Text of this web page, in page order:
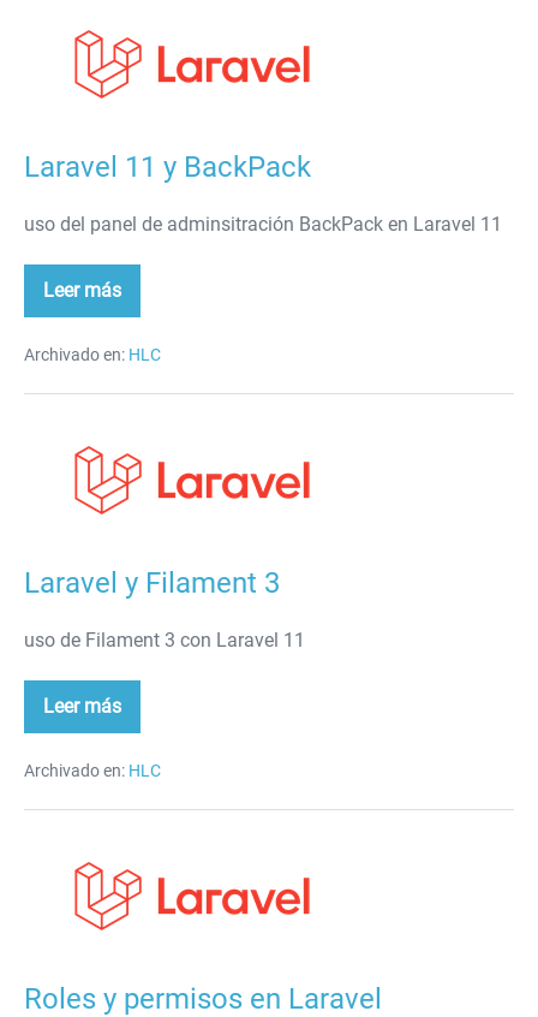
Laravel 11 y BackPack
uso del panel de adminsitración BackPack en Laravel 11
Leer más
Laravel
11
BackPack
Archivado en: HLC
Filament
Laravel y Filament 3
uso de Filament 3 con Laravel 11
Leer más
Laravel
y
3
Archivado en: HLC
permisos
Roles y permisos en Laravel